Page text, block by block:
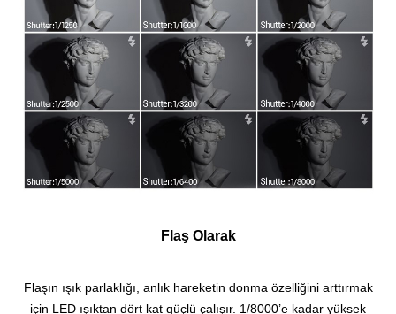
Flaş Olarak
Flaşın ışık parlaklığı, anlık hareketin donma özelliğini arttırmak
için LED ışıktan dört kat güçlü çalışır. 1/8000’e kadar yüksek